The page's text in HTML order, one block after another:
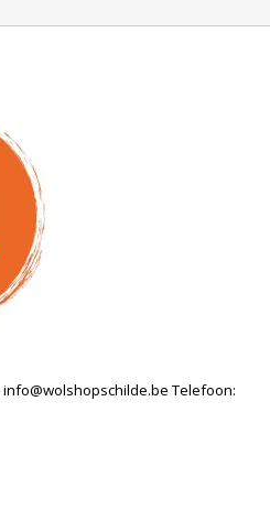
info@wolshopschilde.beTelefoon: